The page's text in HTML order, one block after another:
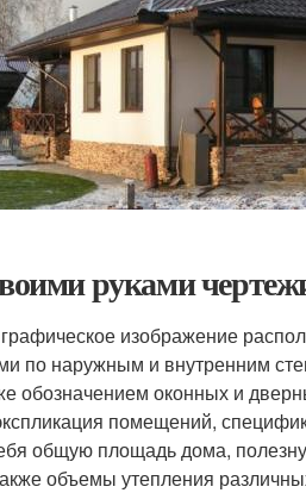
руками
изображение
по наружным и внутренним
обозначением оконных и
помещений,
общую площадь дома,
объемы утепления